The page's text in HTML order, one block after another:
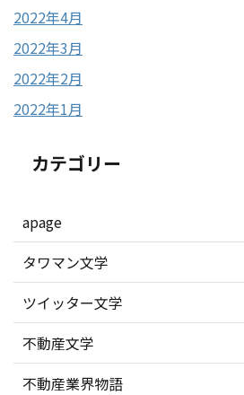
2022年4月
2022年3月
2022年2月
2022年1月
カテゴリー
apage
タワマン文学
ツイッター文学
不動産文学
不動産業界物語